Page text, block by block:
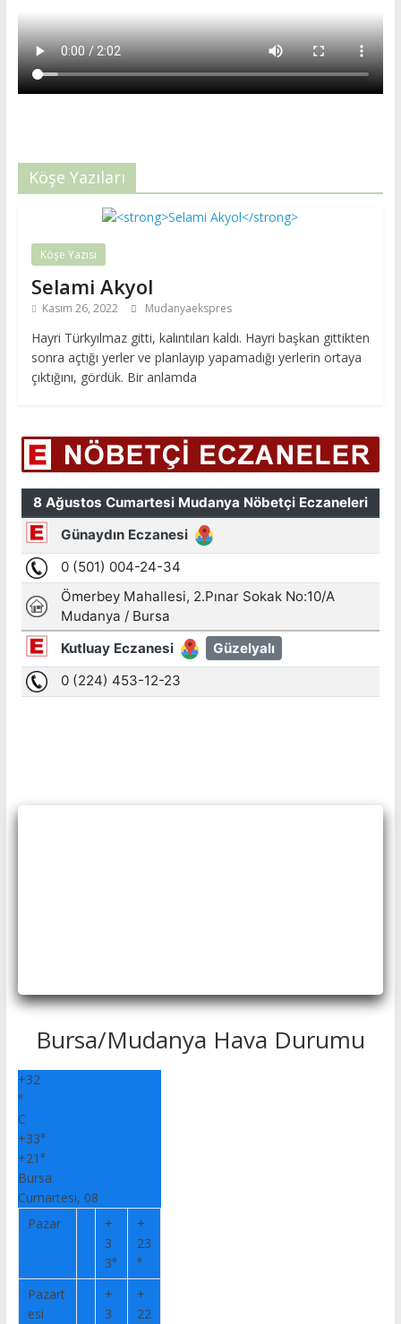
Köşe Yazıları
Köşe Yazısı
Selami Akyol
Kasım 26, 2022 Mudanyaekspres
Hayri Türkyılmaz gitti, kalıntıları kaldı. Hayri başkan gittikten
sonra açtığı yerler ve planlayıp yapamadığı yerlerin ortaya
çıktığını, gördük. Bir anlamda
Bursa/Mudanya Hava Durumu
+32
°
C
+33°
+21°
Bursa
Cumartesi, 08
Pazar
+
3
3°
+
23
°
Pazart
esi
+
3
+
22